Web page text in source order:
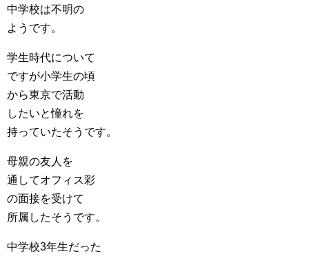
中学校は不明の
ようです。
学生時代について
ですが小学生の頃
から東京で活動
したいと憧れを
持っていたそうです。
母親の友人を
通してオフィス彩
の面接を受けて
所属したそうです。
中学校3年生だった